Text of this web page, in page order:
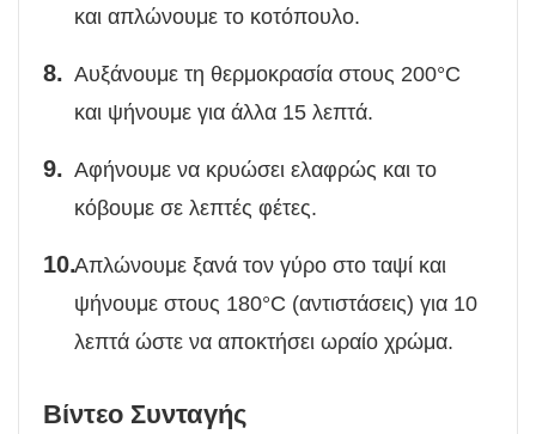
και απλώνουμε το κοτόπουλο.
Αυξάνουμε τη θερμοκρασία στους 200°C
και ψήνουμε για άλλα 15 λεπτά.
Αφήνουμε να κρυώσει ελαφρώς και το
κόβουμε σε λεπτές φέτες.
Απλώνουμε ξανά τον γύρο στο ταψί και
ψήνουμε στους 180°C (αντιστάσεις) για 10
λεπτά ώστε να αποκτήσει ωραίο χρώμα.
Βίντεο Συνταγής